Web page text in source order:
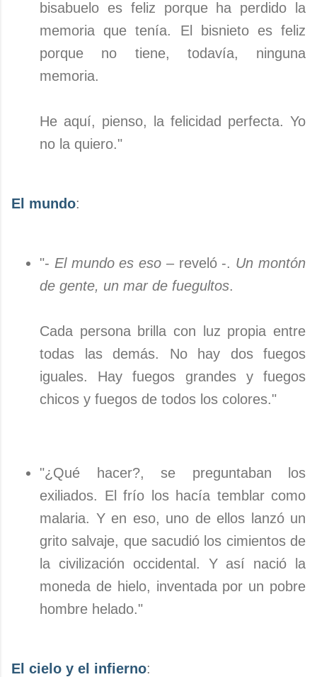
bisabuelo es feliz porque ha perdido la
memoria que tenía. El bisnieto es feliz
porque no tiene, todavía, ninguna
memoria.
He aquí, pienso, la felicidad perfecta. Yo
no la quiero."
El mundo:
"- El mundo es eso – reveló -. Un montón
de gente, un mar de fuegultos.
Cada persona brilla con luz propia entre
todas las demás. No hay dos fuegos
iguales. Hay fuegos grandes y fuegos
chicos y fuegos de todos los colores."
"¿Qué hacer?, se preguntaban los
exiliados. El frío los hacía temblar como
malaria. Y en eso, uno de ellos lanzó un
grito salvaje, que sacudió los cimientos de
la civilización occidental. Y así nació la
moneda de hielo, inventada por un pobre
hombre helado."
El cielo y el infierno: